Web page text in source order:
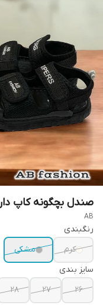
صندل بچگونه کاپ دار
AB
رنگبندی
کرم
مشکی
سایز بندی
26
27
28